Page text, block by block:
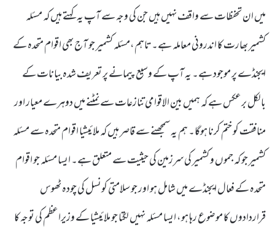
میں ان تحفظات سے واقف نہیں ہیں جن کی وجہ سے آپ یہ کہتے ہیں کہ مسئلہ
کشمیر بھارت کا اندرونی معاملہ ہے۔ تاہم،مسئلہ کشمیر جو آج بھی اقوام متحدہ کے
ایجنڈے پر موجود ہے۔ یہ آپ کے وسیع پیمانے پر تعریف شدہ بیانات کے
بالکل برعکس ہے کہ ہمیں بین الاقوامی تنازعات سے نمٹنے میں دوہرے معیار اور
منافقت کو ختم کرنا ہوگا۔ ہم یہ سمجھنے سے قاصر ہیں کہ ملائیشیا اقوام متحدہ سے مسئلہ
کشمیر جو کہ جموں و کشمیر کی سرزمین کی حیثیت سے متعلق ہے۔ ایسا مسئلہ جو اقوام
متحدہ کے فعال ایجنڈے میں شامل ہو اور جو سلامتی کونسل کی چودہ ٹھوس
قراردادوں کا موضوع رہا ہو، ایسا مسئلہ نہیں لگتا جو ملائیشیا کے وزیراعظم کی توجہ کا